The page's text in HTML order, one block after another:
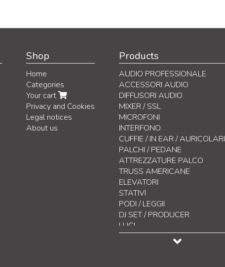
Shop
Home
Categories
Your cart
Privacy and Cookies
Legal notices
About us
Products
AUDIO PROFESSIONALE
ACCESSORI AUDIO
DIFFUSORI AUDIO
MIXER / SSL
MICROFONI
INTERFONO
CUFFIE / IN EAR / AURICOLARI
PALCHI / PEDANE
ATTREZZATURE PALCO
TRUSS AMERICANE
ELEVATORI
STATIVI
PODI / LEGGII
DJ SET / PRODUCER
LUCI
CONTROLLO LUCI